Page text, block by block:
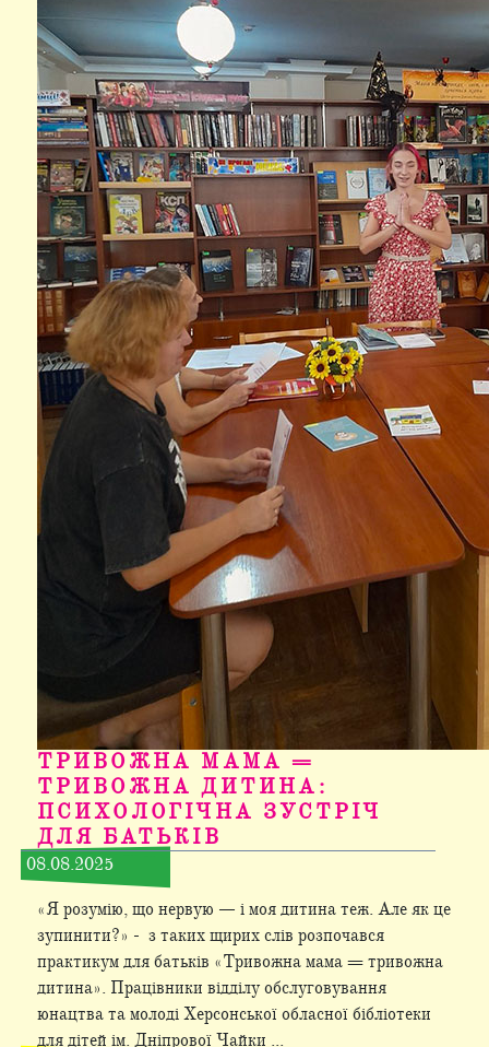
ТРИВОЖНА МАМА =
ТРИВОЖНА ДИТИНА:
ПСИХОЛОГІЧНА ЗУСТРІЧ
ДЛЯ БАТЬКІВ
08.08.2025
«Я розумію, що нервую — і моя дитина теж. Але як це
зупинити?» - з таких щирих слів розпочався
практикум для батьків «Тривожна мама = тривожна
дитина». Працівники відділу обслуговування
юнацтва та молоді Херсонської обласної бібліотеки
для дітей ім. Дніпрової Чайки ...